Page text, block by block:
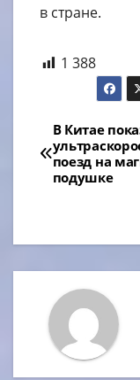
в стране.
1 388
по
записям
В Китае
поезд на
подушке